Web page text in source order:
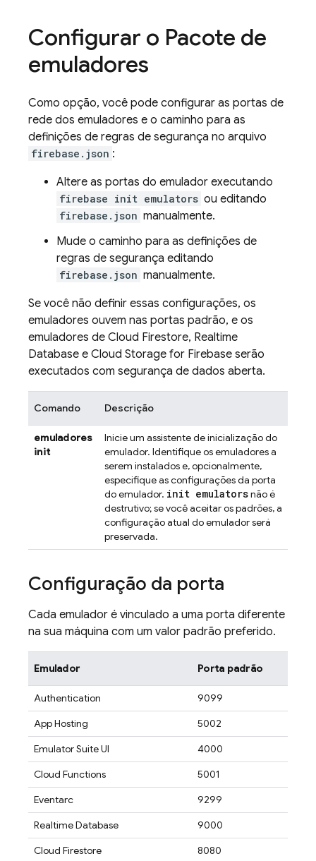
Configurar o Pacote de
emuladores
Como opção, você pode configurar as portas de
rede dos emuladores e o caminho para as
definições de regras de segurança no arquivo
firebase.json :
Altere as portas do emulador executando
firebase init emulators ou editando
firebase.json manualmente.
Mude o caminho para as definições de
regras de segurança editando
firebase.json manualmente.
Se você não definir essas configurações, os
emuladores ouvem nas portas padrão, e os
emuladores de Cloud Firestore, Realtime
Database e Cloud Storage for Firebase serão
executados com segurança de dados aberta.
Comando Descrição
emuladores
init
Inicie um assistente de inicialização do
emulador. Identifique os emuladores a
serem instalados e, opcionalmente,
especifique as configurações da porta
do emulador. init emulatorsnão é
destrutivo; se você aceitar os padrões, a
configuração atual do emulador será
preservada.
Configuração da porta
Cada emulador é vinculado a uma porta diferente
na sua máquina com um valor padrão preferido.
Emulador Porta padrão
Authentication
9099
App Hosting
5002
Emulator Suite UI
4000
Cloud Functions
5001
Eventarc
9299
Realtime Database
9000
Cloud Firestore
8080